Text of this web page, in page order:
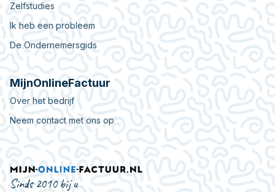
Zelfstudies
Ik heb een probleem
De Ondernemersgids
MijnOnlineFactuur
Over het bedrijf
Neem contact met ons op
Sinds 2010 bij u